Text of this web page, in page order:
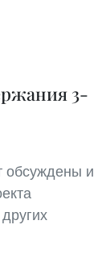
3-
обсуждены и